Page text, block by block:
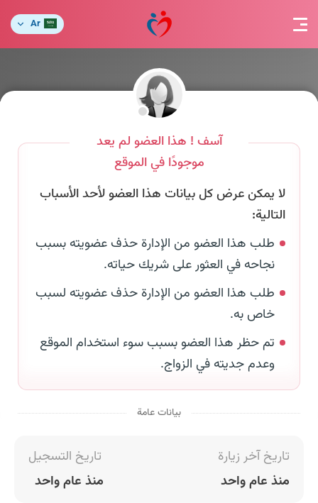
Ar
آسف ! هذا العضو لم يعد
موجودًا في الموقع
لا يمكن عرض كل بيانات هذا العضو لأحد الأسباب
التالية:
طلب هذا العضو من الإدارة حذف عضويته بسبب
نجاحه في العثور على شريك حياته.
طلب هذا العضو من الإدارة حذف عضويته لسبب
خاص به.
تم حظر هذا العضو بسبب سوء استخدام الموقع
وعدم جديته في الزواج.
بيانات عامة
تاريخ آخر زيارة
منذ عام واحد
تاريخ التسجيل
منذ عام واحد